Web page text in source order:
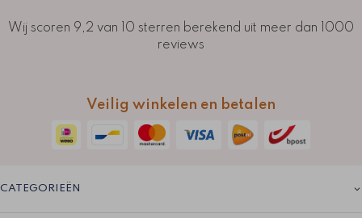
Wij scoren 9,2 van 10 sterren berekend uit meer dan 1000
reviews
Veilig winkelen en betalen
CATEGORIEËN